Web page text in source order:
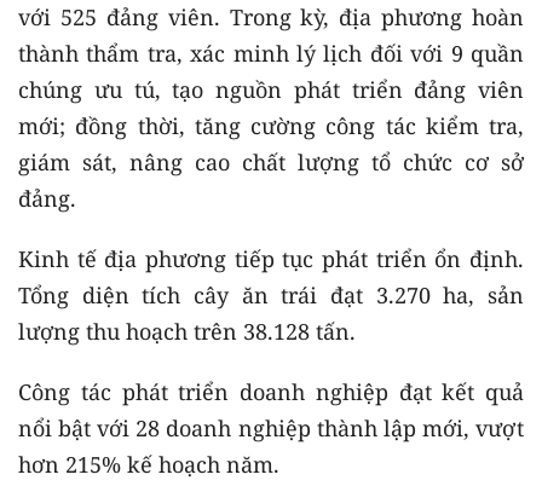
với 525 đảng viên. Trong kỳ, địa phương hoàn
thành thẩm tra, xác minh lý lịch đối với 9 quần
chúng ưu tú, tạo nguồn phát triển đảng viên
mới; đồng thời, tăng cường công tác kiểm tra,
giám sát, nâng cao chất lượng tổ chức cơ sở
đảng.
Kinh tế địa phương tiếp tục phát triển ổn định.
Tổng diện tích cây ăn trái đạt 3.270 ha, sản
lượng thu hoạch trên 38.128 tấn.
Công tác phát triển doanh nghiệp đạt kết quả
nổi bật với 28 doanh nghiệp thành lập mới, vượt
hơn 215% kế hoạch năm.